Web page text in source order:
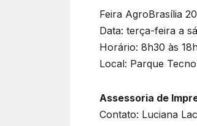
Feira AgroBrasília
Data: terça-feira a
Horário: 8h30 às
Local: Parque
Assessoria de
Contato: Luciana